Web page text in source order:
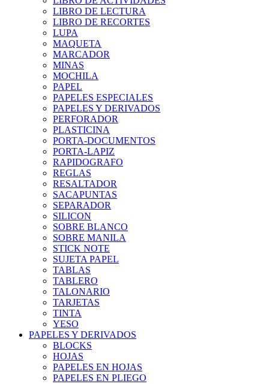
LIBRO DE LECTURA
LIBRO DE RECORTES
LUPA
MAQUETA
MARCADOR
MINAS
MOCHILA
PAPEL
PAPELES ESPECIALES
PAPELES Y DERIVADOS
PERFORADOR
PLASTICINA
PORTA-DOCUMENTOS
PORTA-LAPIZ
RAPIDOGRAFO
REGLAS
RESALTADOR
SACAPUNTAS
SEPARADOR
SILICON
SOBRE BLANCO
SOBRE MANILA
STICK NOTE
SUJETA PAPEL
TABLAS
TABLERO
TALONARIO
TARJETAS
TINTA
YESO
PAPELES Y DERIVADOS
BLOCKS
HOJAS
PAPELES EN HOJAS
PAPELES EN PLIEGO